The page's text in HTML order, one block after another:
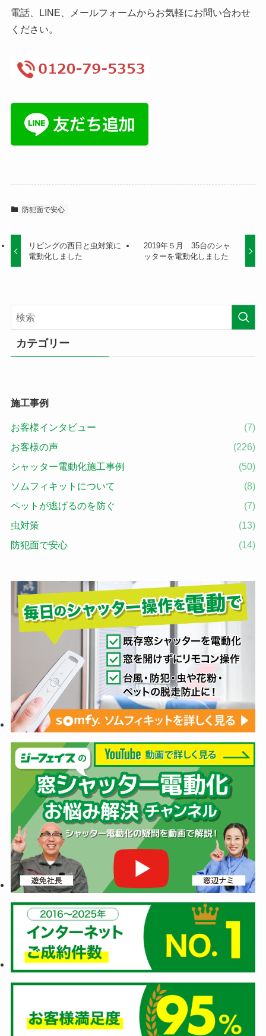
電話、LINE、メールフォームからお気軽にお問い合わせ
ください。
防犯面で安心
リビングの西日と虫対策に
電動化しました
2019年５月 35台のシャ
ッターを電動化しました
カテゴリー
施工事例
お客様インタビュー
(7)
お客様の声
(226)
シャッター電動化施工事例
(50)
ソムフィキットについて
(8)
ペットが逃げるのを防ぐ
(7)
虫対策
(13)
防犯面で安心
(14)